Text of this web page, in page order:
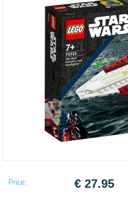
Price: € 27.95